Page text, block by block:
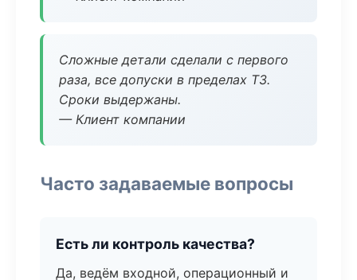
Сложные детали сделали с первого
раза, все допуски в пределах ТЗ.
Сроки выдержаны.
— Клиент компании
Часто задаваемые вопросы
Есть ли контроль качества?
Да, ведём входной, операционный и